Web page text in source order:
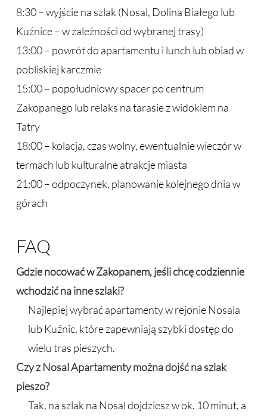
8:30 – wyjście na szlak (Nosal, Dolina Białego lub
Kuźnice – w zależności od wybranej trasy)
13:00 – powrót do apartamentu i lunch lub obiad w
pobliskiej karczmie
15:00 – popołudniowy spacer po centrum
Zakopanego lub relaks na tarasie z widokiem na
Tatry
18:00 – kolacja, czas wolny, ewentualnie wieczór w
termach lub kulturalne atrakcje miasta
21:00 – odpoczynek, planowanie kolejnego dnia w
górach
FAQ
Gdzie nocować w Zakopanem, jeśli chcę codziennie
wchodzić na inne szlaki?
Najlepiej wybrać apartamenty w rejonie Nosala
lub Kuźnic, które zapewniają szybki dostęp do
wielu tras pieszych.
Czy z Nosal Apartamenty można dojść na szlak
pieszo?
Tak, na szlak na Nosal dojdziesz w ok. 10 minut, a